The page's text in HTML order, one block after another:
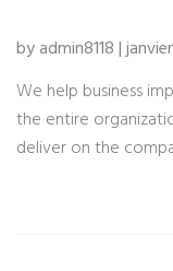
by admin8118 |
We help business
the entire
deliver on the